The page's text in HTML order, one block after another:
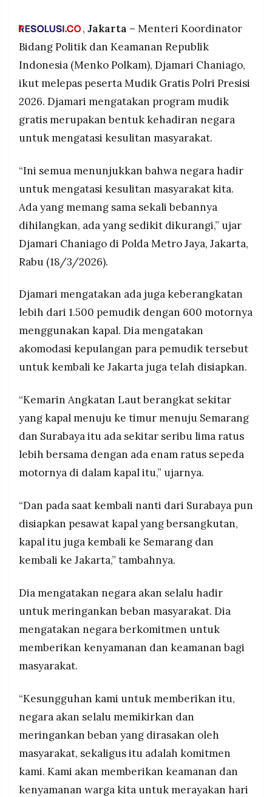
©
RESOLUSI
PRAMUDITA
©
Resolusi.co
2026
RESOLUSI
PRAMUDITA
Jaya, Jakarta, Rabu (18/3/2026), sebut program
masyarakat dengan menghilangkan atau
mengurangi beban
Djamari ungkap lebih dari 1.500 pemudik dengan
600 motor diberangkatkan Angkatan Laut
menggunakan kapal menuju Semarang dan
Surabaya, akomodasi kepulangan ke Jakarta
juga telah disiapkan, negara berkomitmen beri
Pelepasan dilakukan langsung Kapolri Jenderal
Listyo Sigit Prabowo, dihadiri Menhub Dudy
Purwagandhi, Menkes Budi Gunadi Sadikin,
Kapolda Metro Jaya Irjen Asep Edi Suheri,
4.009 pemudik diberangkatkan menggunakan
80 unit bus menuju Jawa Tengah dan DIY
, Jakarta – Menteri Koordinator
Bidang Politik dan Keamanan Republik
Indonesia (Menko Polkam), Djamari Chaniago,
ikut melepas peserta Mudik Gratis Polri Presisi
2026. Djamari mengatakan program mudik
gratis merupakan bentuk kehadiran negara
untuk mengatasi kesulitan masyarakat.
“Ini semua menunjukkan bahwa negara hadir
untuk mengatasi kesulitan masyarakat kita.
Ada yang memang sama sekali bebannya
dihilangkan, ada yang sedikit dikurangi,” ujar
Djamari Chaniago di Polda Metro Jaya, Jakarta,
Rabu (18/3/2026).
Djamari mengatakan ada juga keberangkatan
lebih dari 1.500 pemudik dengan 600 motornya
menggunakan kapal. Dia mengatakan
akomodasi kepulangan para pemudik tersebut
untuk kembali ke Jakarta juga telah disiapkan.
“Kemarin Angkatan Laut berangkat sekitar
yang kapal menuju ke timur menuju Semarang
dan Surabaya itu ada sekitar seribu lima ratus
lebih bersama dengan ada enam ratus sepeda
motornya di dalam kapal itu,” ujarnya.
“Dan pada saat kembali nanti dari Surabaya pun
disiapkan pesawat kapal yang bersangkutan,
kapal itu juga kembali ke Semarang dan
kembali ke Jakarta,” tambahnya.
Dia mengatakan negara akan selalu hadir
untuk meringankan beban masyarakat. Dia
mengatakan negara berkomitmen untuk
memberikan kenyamanan dan keamanan bagi
masyarakat.
“Kesungguhan kami untuk memberikan itu,
negara akan selalu memikirkan dan
meringankan beban yang dirasakan oleh
masyarakat, sekaligus itu adalah komitmen
kami. Kami akan memberikan keamanan dan
kenyamanan warga kita untuk merayakan hari